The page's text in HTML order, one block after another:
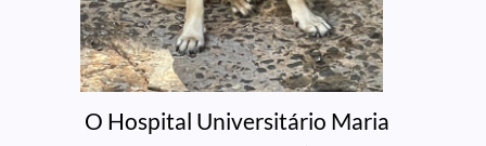
O Hospital Universitário Maria